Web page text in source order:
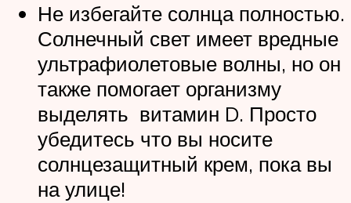
Не избегайте солнца полностью.
Солнечный свет имеет вредные
ультрафиолетовые волны, но он
также помогает организму
выделять витамин D. Просто
убедитесь что вы носите
солнцезащитный крем, пока вы
на улице!